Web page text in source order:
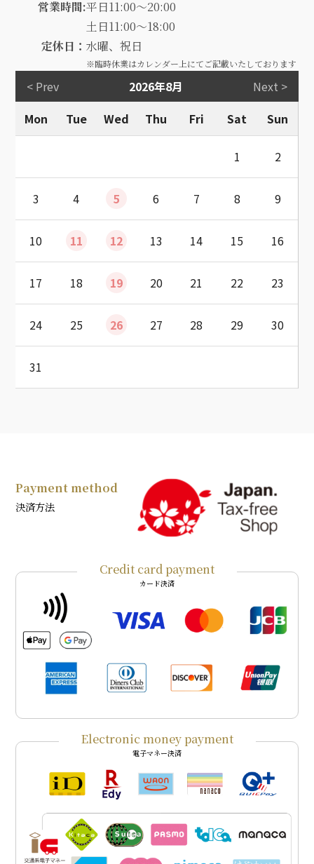
営業時間:平日11:00～20:00
土日11:00～18:00
定休日：水曜、祝日
※臨時休業はカレンダー上にてご記載いたしております
< Prev 2026年8月
Next >
Mon
Tue Wed Thu Fri Sat Sun
1 2
3 4 5 6 7 8 9
10 11 12 13 14 15 16
17 18 19 20 21 22 23
24 25 26 27 28 29 30
31
Payment method
決済方法
Credit card payment
カード決済
Electronic money payment
電子マネー決済